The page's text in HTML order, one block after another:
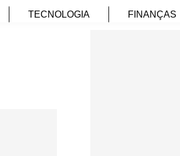
TECNOLOGIA FINANÇAS